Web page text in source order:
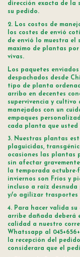
dirección exacta de la
su pedido.
2. Los costos de
los costes de envió
de envió lo muestra el
maximo de plantas
vivas.
Los paquetes
despachados desde
tipo de planta
arribo en decentes
supervivencia y cultivo
manejados con un
empaques
cada planta que
3. Nuestras plantas
plaguicidas,
ocasiones las plantas
sin afectar
la temporada
inviernos son Fríos y
incluso a raíz
y/o agilizar trasportes
4. Para hacer valida
arribe dañada deberá
calidad a nuestro
Whatssapp al
la recepción del
considerara que el